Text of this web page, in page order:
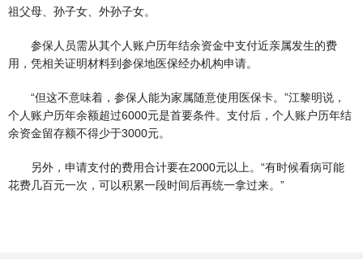
祖父母、孙子女、外孙子女。
参保人员需从其个人账户历年结余资金中支付近亲属发生的费
用，凭相关证明材料到参保地医保经办机构申请。
“但这不意味着，参保人能为家属随意使用医保卡。”江黎明说，
个人账户历年余额超过6000元是首要条件。支付后，个人账户历年结
余资金留存额不得少于3000元。
另外，申请支付的费用合计要在2000元以上。“有时候看病可能
花费几百元一次，可以积累一段时间后再统一拿过来。”